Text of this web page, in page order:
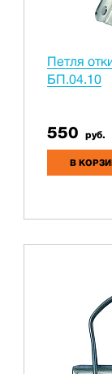
Петля
БП.04.10
550 руб.
В